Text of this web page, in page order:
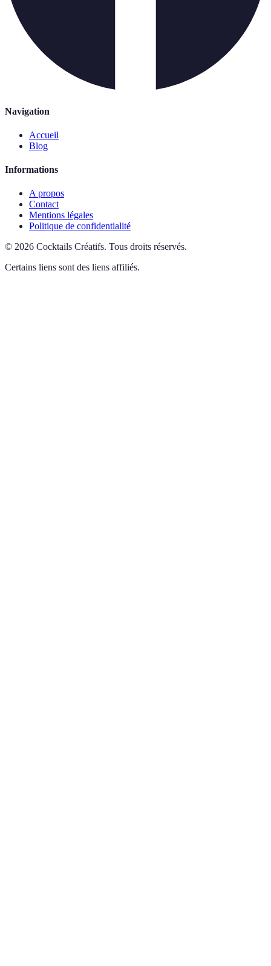
Navigation
Accueil
Blog
Informations
A propos
Contact
Mentions légales
Politique de confidentialité
© 2026 Cocktails Créatifs. Tous droits réservés.
Certains liens sont des liens affiliés.